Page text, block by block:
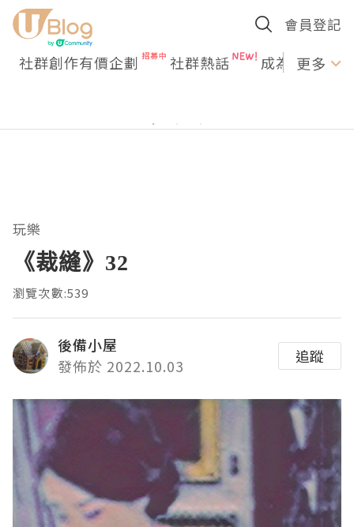
會員登記
社群創作有價企劃 社群熱話 成為U更多
玩樂
《裁縫》32
瀏覽次數:539
後備小屋
發佈於 2022.10.03
追蹤